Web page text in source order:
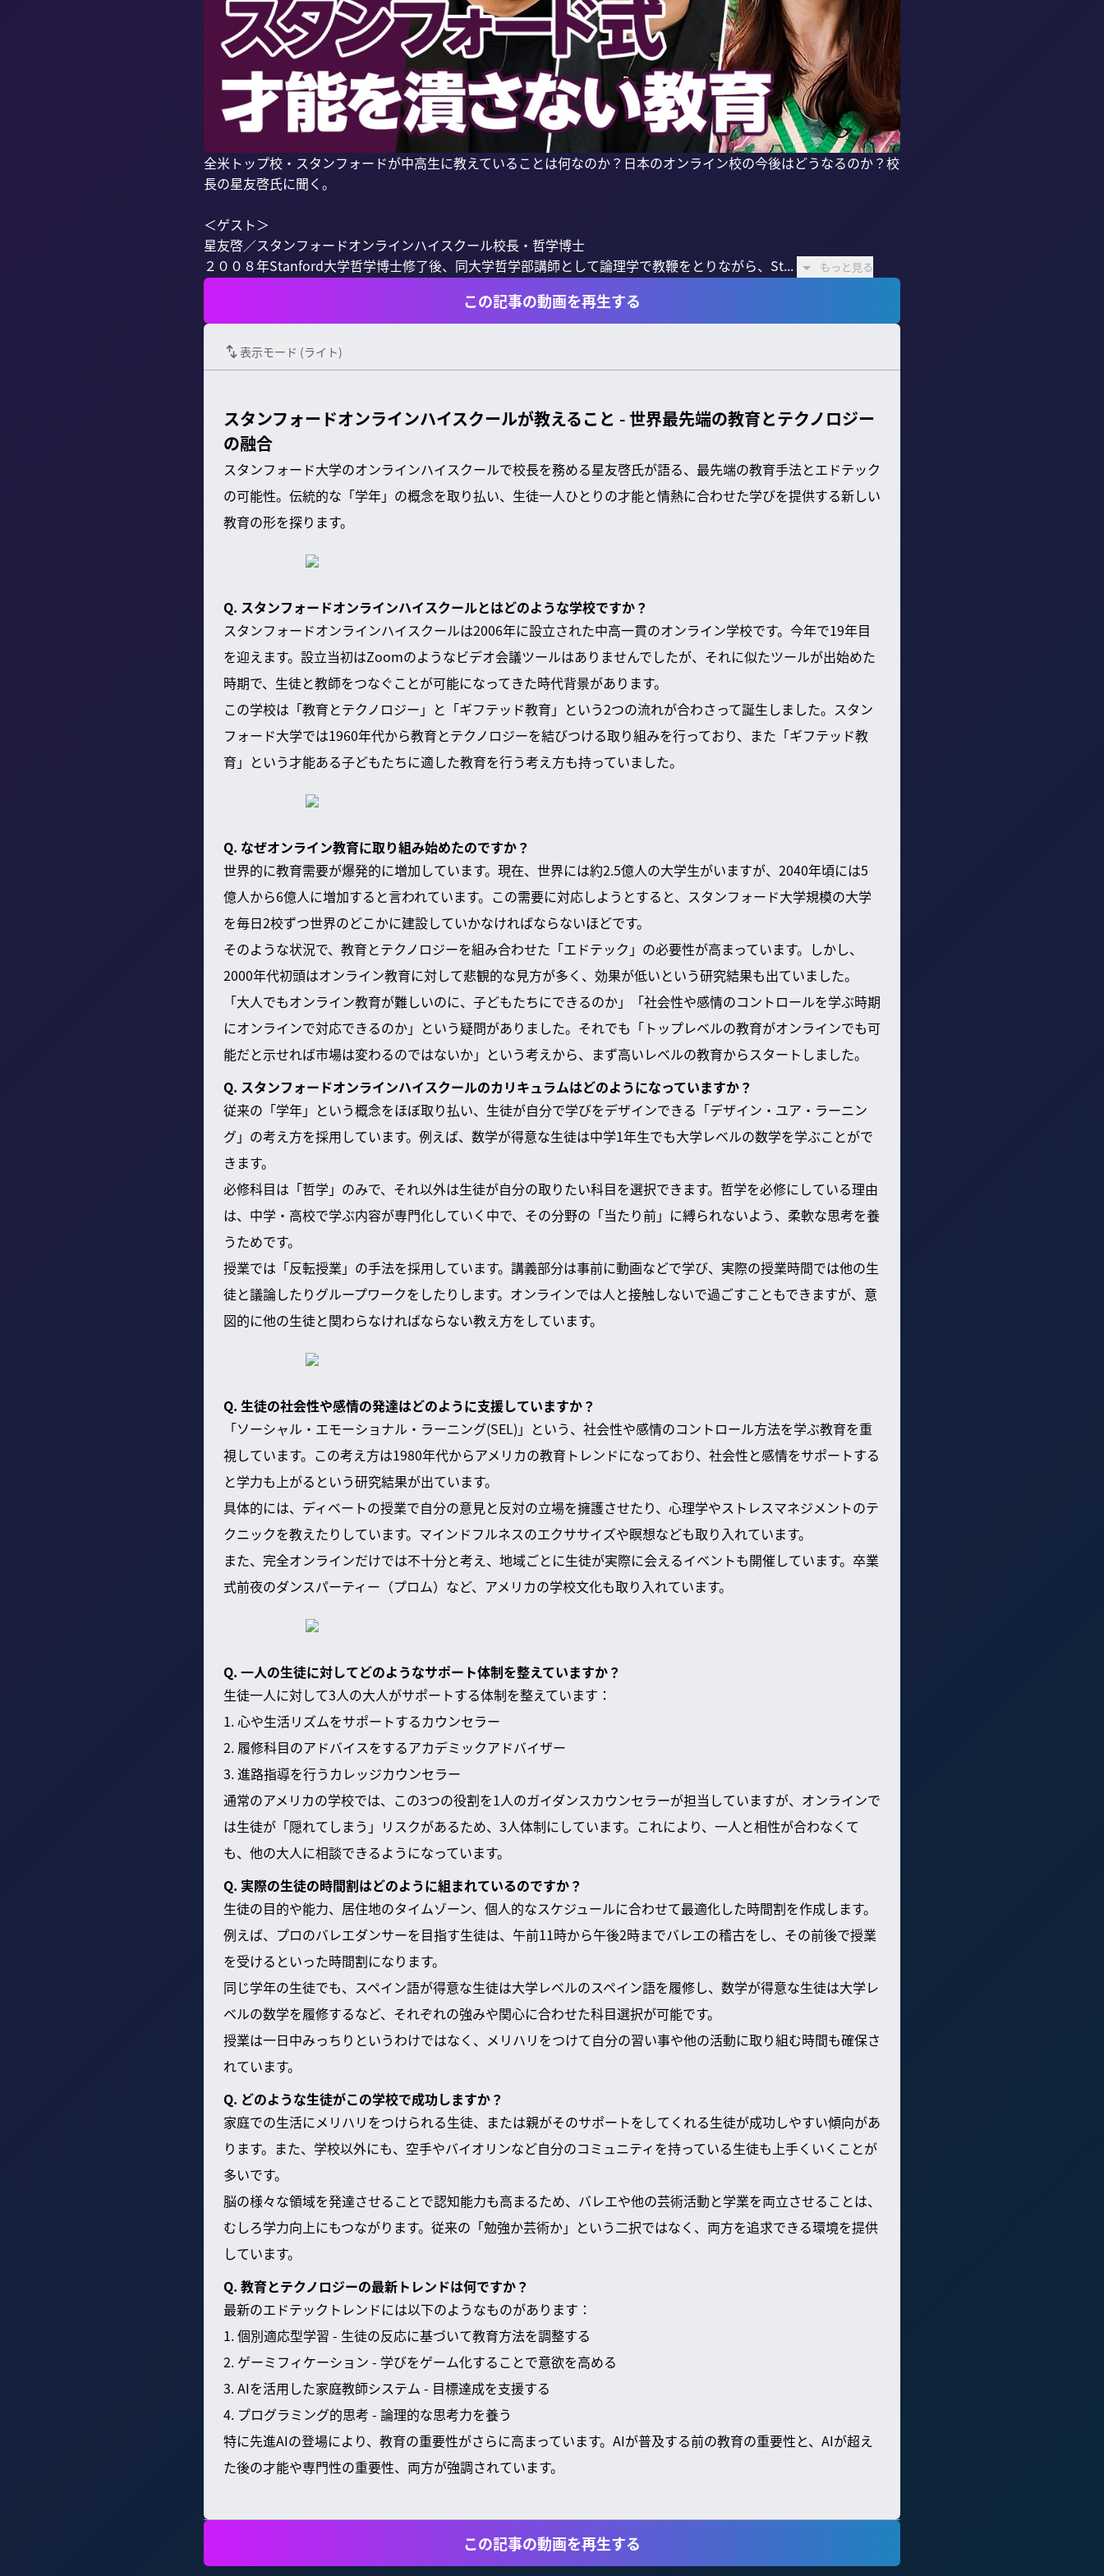
全米トップ校・スタンフォードが中高生に教えていることは何なのか？日本のオンライン校の今後はどうなるのか？校
長の星友啓氏に聞く。
＜ゲスト＞
星友啓／スタンフォードオンラインハイスクール校長・哲学博士
２００８年Stanford大学哲学博士修了後、同大学哲学部講師として論理学で教鞭をとりながら、St...
もっと見る
この記事の動画を再生する
表示モード (ライト)
スタンフォードオンラインハイスクールが教えること - 世界最先端の教育とテクノロジー
の融合
スタンフォード大学のオンラインハイスクールで校長を務める星友啓氏が語る、最先端の教育手法とエドテック
の可能性。伝統的な「学年」の概念を取り払い、生徒一人ひとりの才能と情熱に合わせた学びを提供する新しい
教育の形を探ります。
Q. スタンフォードオンラインハイスクールとはどのような学校ですか？
スタンフォードオンラインハイスクールは2006年に設立された中高一貫のオンライン学校です。今年で19年目
を迎えます。設立当初はZoomのようなビデオ会議ツールはありませんでしたが、それに似たツールが出始めた
時期で、生徒と教師をつなぐことが可能になってきた時代背景があります。
この学校は「教育とテクノロジー」と「ギフテッド教育」という2つの流れが合わさって誕生しました。スタン
フォード大学では1960年代から教育とテクノロジーを結びつける取り組みを行っており、また「ギフテッド教
育」という才能ある子どもたちに適した教育を行う考え方も持っていました。
Q. なぜオンライン教育に取り組み始めたのですか？
世界的に教育需要が爆発的に増加しています。現在、世界には約2.5億人の大学生がいますが、2040年頃には5
億人から6億人に増加すると言われています。この需要に対応しようとすると、スタンフォード大学規模の大学
を毎日2校ずつ世界のどこかに建設していかなければならないほどです。
そのような状況で、教育とテクノロジーを組み合わせた「エドテック」の必要性が高まっています。しかし、
2000年代初頭はオンライン教育に対して悲観的な見方が多く、効果が低いという研究結果も出ていました。
「大人でもオンライン教育が難しいのに、子どもたちにできるのか」「社会性や感情のコントロールを学ぶ時期
にオンラインで対応できるのか」という疑問がありました。それでも「トップレベルの教育がオンラインでも可
能だと示せれば市場は変わるのではないか」という考えから、まず高いレベルの教育からスタートしました。
Q. スタンフォードオンラインハイスクールのカリキュラムはどのようになっていますか？
従来の「学年」という概念をほぼ取り払い、生徒が自分で学びをデザインできる「デザイン・ユア・ラーニン
グ」の考え方を採用しています。例えば、数学が得意な生徒は中学1年生でも大学レベルの数学を学ぶことがで
きます。
必修科目は「哲学」のみで、それ以外は生徒が自分の取りたい科目を選択できます。哲学を必修にしている理由
は、中学・高校で学ぶ内容が専門化していく中で、その分野の「当たり前」に縛られないよう、柔軟な思考を養
うためです。
授業では「反転授業」の手法を採用しています。講義部分は事前に動画などで学び、実際の授業時間では他の生
徒と議論したりグループワークをしたりします。オンラインでは人と接触しないで過ごすこともできますが、意
図的に他の生徒と関わらなければならない教え方をしています。
Q. 生徒の社会性や感情の発達はどのように支援していますか？
「ソーシャル・エモーショナル・ラーニング(SEL)」という、社会性や感情のコントロール方法を学ぶ教育を重
視しています。この考え方は1980年代からアメリカの教育トレンドになっており、社会性と感情をサポートする
と学力も上がるという研究結果が出ています。
具体的には、ディベートの授業で自分の意見と反対の立場を擁護させたり、心理学やストレスマネジメントのテ
クニックを教えたりしています。マインドフルネスのエクササイズや瞑想なども取り入れています。
また、完全オンラインだけでは不十分と考え、地域ごとに生徒が実際に会えるイベントも開催しています。卒業
式前夜のダンスパーティー（プロム）など、アメリカの学校文化も取り入れています。
Q. 一人の生徒に対してどのようなサポート体制を整えていますか？
生徒一人に対して3人の大人がサポートする体制を整えています：
1. 心や生活リズムをサポートするカウンセラー
2. 履修科目のアドバイスをするアカデミックアドバイザー
3. 進路指導を行うカレッジカウンセラー
通常のアメリカの学校では、この3つの役割を1人のガイダンスカウンセラーが担当していますが、オンラインで
は生徒が「隠れてしまう」リスクがあるため、3人体制にしています。これにより、一人と相性が合わなくて
も、他の大人に相談できるようになっています。
Q. 実際の生徒の時間割はどのように組まれているのですか？
生徒の目的や能力、居住地のタイムゾーン、個人的なスケジュールに合わせて最適化した時間割を作成します。
例えば、プロのバレエダンサーを目指す生徒は、午前11時から午後2時までバレエの稽古をし、その前後で授業
を受けるといった時間割になります。
同じ学年の生徒でも、スペイン語が得意な生徒は大学レベルのスペイン語を履修し、数学が得意な生徒は大学レ
ベルの数学を履修するなど、それぞれの強みや関心に合わせた科目選択が可能です。
授業は一日中みっちりというわけではなく、メリハリをつけて自分の習い事や他の活動に取り組む時間も確保さ
れています。
Q. どのような生徒がこの学校で成功しますか？
家庭での生活にメリハリをつけられる生徒、または親がそのサポートをしてくれる生徒が成功しやすい傾向があ
ります。また、学校以外にも、空手やバイオリンなど自分のコミュニティを持っている生徒も上手くいくことが
多いです。
脳の様々な領域を発達させることで認知能力も高まるため、バレエや他の芸術活動と学業を両立させることは、
むしろ学力向上にもつながります。従来の「勉強か芸術か」という二択ではなく、両方を追求できる環境を提供
しています。
Q. 教育とテクノロジーの最新トレンドは何ですか？
最新のエドテックトレンドには以下のようなものがあります：
1. 個別適応型学習 - 生徒の反応に基づいて教育方法を調整する
2. ゲーミフィケーション - 学びをゲーム化することで意欲を高める
3. AIを活用した家庭教師システム - 目標達成を支援する
4. プログラミング的思考 - 論理的な思考力を養う
特に先進AIの登場により、教育の重要性がさらに高まっています。AIが普及する前の教育の重要性と、AIが超え
た後の才能や専門性の重要性、両方が強調されています。
この記事の動画を再生する